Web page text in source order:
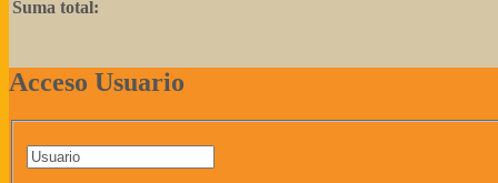
Suma total:
Acceso Usuario